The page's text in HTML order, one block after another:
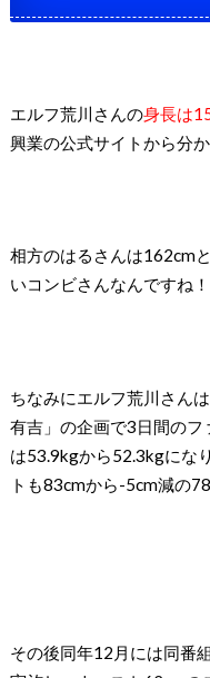
エルフ荒川さんの身長は
興業の公式サイトから分か
相方のはるさんは162cm
いコンビさんなんですね！
ちなみにエルフ荒川さん
有吉」の企画で3日間の
は53.9kgから52.3kgにな
トも83cmから-5cm減の
その後同年12月には同番